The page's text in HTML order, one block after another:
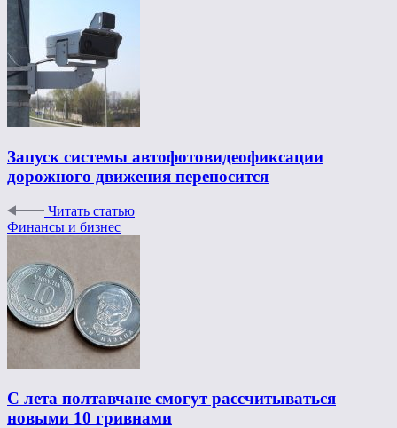
Запуск системы автофотовидеофиксации
дорожного движения переносится
Читать статью
Финансы и бизнес
С лета полтавчане смогут рассчитываться
новыми 10 гривнами